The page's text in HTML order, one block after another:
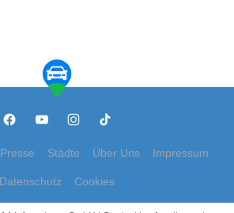
Presse Städte Über Uns Impressum
Datenschutz Cookies